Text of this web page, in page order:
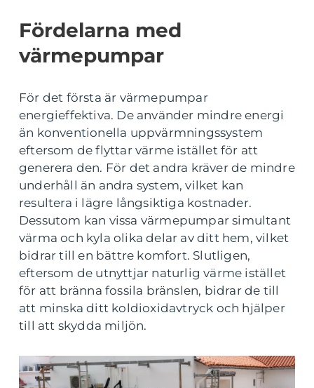
Fördelarna med
värmepumpar
För det första är värmepumpar
energieffektiva. De använder mindre energi
än konventionella uppvärmningssystem
eftersom de flyttar värme istället för att
generera den. För det andra kräver de mindre
underhåll än andra system, vilket kan
resultera i lägre långsiktiga kostnader.
Dessutom kan vissa värmepumpar simultant
värma och kyla olika delar av ditt hem, vilket
bidrar till en bättre komfort. Slutligen,
eftersom de utnyttjar naturlig värme istället
för att bränna fossila bränslen, bidrar de till
att minska ditt koldioxidavtryck och hjälper
till att skydda miljön.